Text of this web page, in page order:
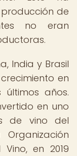
de
no eran
India y Brasil
en
años.
en uno
de vino del
en 2019